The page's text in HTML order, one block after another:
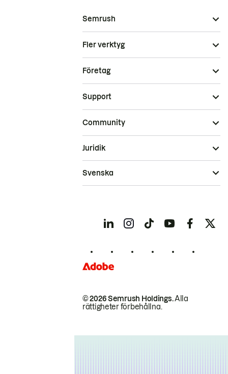
Semrush
Fler verktyg
Företag
Support
Community
© 2026 Semrush Holdings.Alla
rättigheter förbehållna.
Juridik
Svenska